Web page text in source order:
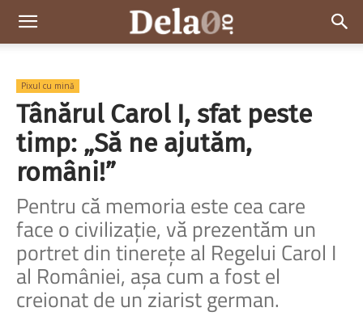
Dela0
Pixul cu mină
Tânărul Carol I, sfat peste
timp: „Să ne ajutăm,
români!”
Pentru că memoria este cea care
face o civilizație, vă prezentăm un
portret din tinerețe al Regelui Carol I
al României, așa cum a fost el
creionat de un ziarist german.